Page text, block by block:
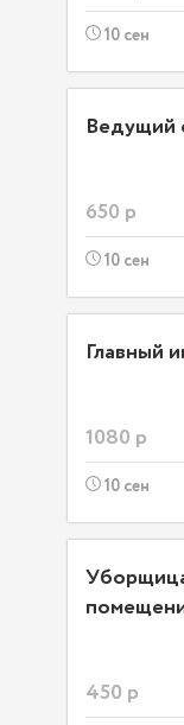
10 сен
Ведущий
650 р
10 сен
Главный
1080 р
10 сен
450 р